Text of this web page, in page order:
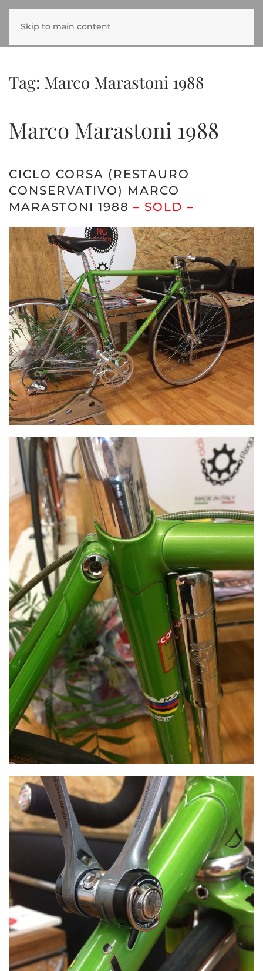
Skip to main content
Tag: Marco Marastoni 1988
Marco Marastoni 1988
CICLO CORSA (RESTAURO
CONSERVATIVO) MARCO
MARASTONI 1988 – SOLD –